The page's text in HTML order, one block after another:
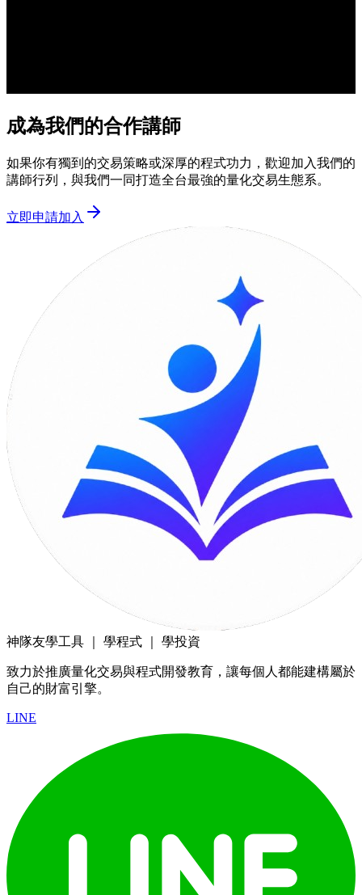
成為我們的合作講師
如果你有獨到的交易策略或深厚的程式功力，歡迎加入我們的
講師行列，與我們一同打造全台最強的量化交易生態系。
立即申請加入
神隊友學工具 ｜ 學程式 ｜ 學投資
致力於推廣量化交易與程式開發教育，讓每個人都能建構屬於
自己的財富引擎。
LINE